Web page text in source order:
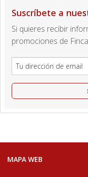
Suscríbete a
Si quieres recibir
promociones de
MAPA WEB